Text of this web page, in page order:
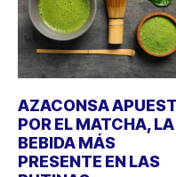
AZACONSA
POR EL MATCHA, LA
BEBIDA MÁS
PRESENTE EN LAS